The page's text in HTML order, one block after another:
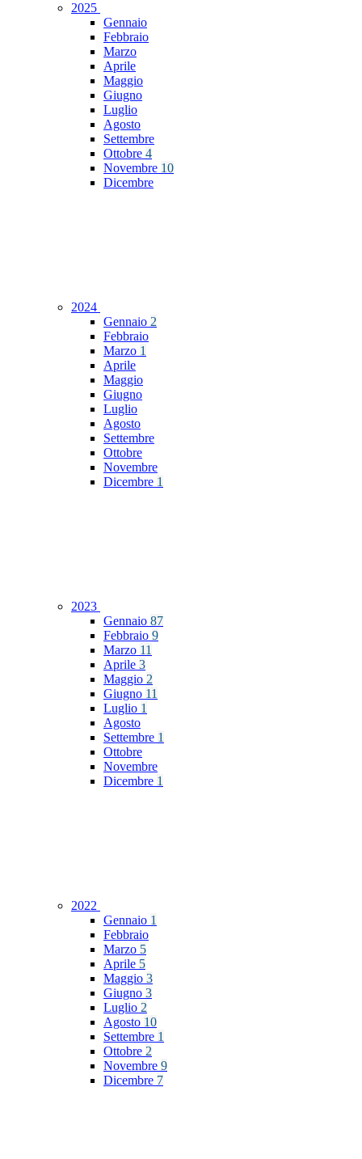
2025
Gennaio
Febbraio
Marzo
Aprile
Maggio
Giugno
Luglio
Agosto
Settembre
Ottobre 4
Novembre 10
Dicembre
2024
Gennaio 2
Febbraio
Marzo 1
Aprile
Maggio
Giugno
Luglio
Agosto
Settembre
Ottobre
Novembre
Dicembre 1
2023
Gennaio 87
Febbraio 9
Marzo 11
Aprile 3
Maggio 2
Giugno 11
Luglio 1
Agosto
Settembre 1
Ottobre
Novembre
Dicembre 1
2022
Gennaio 1
Febbraio
Marzo 5
Aprile 5
Maggio 3
Giugno 3
Luglio 2
Agosto 10
Settembre 1
Ottobre 2
Novembre 9
Dicembre 7